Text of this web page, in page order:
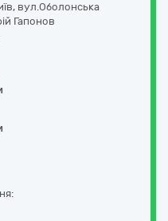
вул.Оболонська
Гапонов